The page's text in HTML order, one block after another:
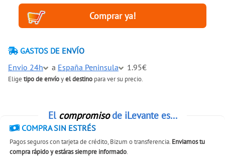
GASTOS DE ENVÍO
Envio 24h
a España Peninsula 1.95€
Elige tipo de envíoyel destino para ver su precio.
El compromisode iLevante es...
COMPRA SIN ESTRÉS
Pagos seguros con tarjeta de crédito, Bizum o transferencia. Enviamos tu
compra rápido y estáras siempre informado.